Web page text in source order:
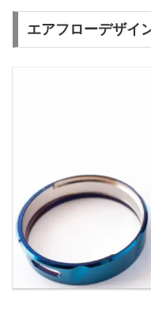
エアフローデザイ